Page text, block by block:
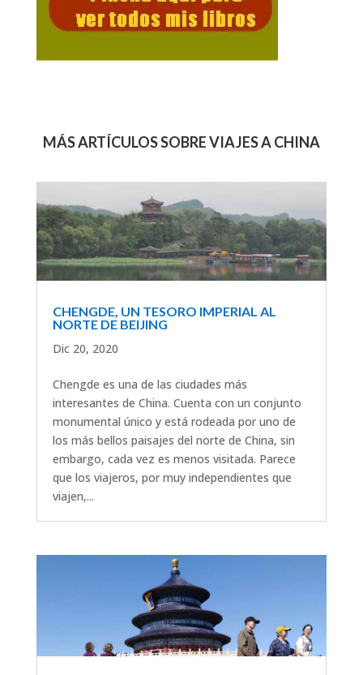
MÁS ARTÍCULOS SOBRE VIAJES A CHINA
CHENGDE, UN TESORO IMPERIAL AL
NORTE DE BEIJING
Dic 20, 2020
Chengde es una de las ciudades más
interesantes de China. Cuenta con un conjunto
monumental único y está rodeada por uno de
los más bellos paisajes del norte de China, sin
embargo, cada vez es menos visitada. Parece
que los viajeros, por muy independientes que
viajen,...